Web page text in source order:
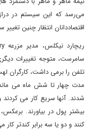
می‌رسد که این سیستم در
اقتصاددانان انتظار چنین
سامرست، متوجه تغییرات
تلفن را برمی داشت، کارگران
مدت چهار تا شش ماه می
شدند. آنها سریع کار می
بیشتر پول در بیاورند.
کنند و دو یا سه برابر کندتر کار